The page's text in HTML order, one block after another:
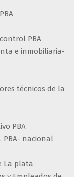
PBA
e inmobiliaria-
técnicos de la
PBA
PBA- nacional
La plata